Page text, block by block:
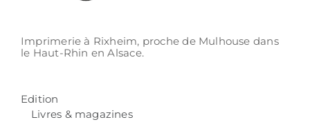
Imprimerie à Rixheim, proche de Mulhouse dans
le Haut-Rhin en Alsace.
Edition
Livres & magazines